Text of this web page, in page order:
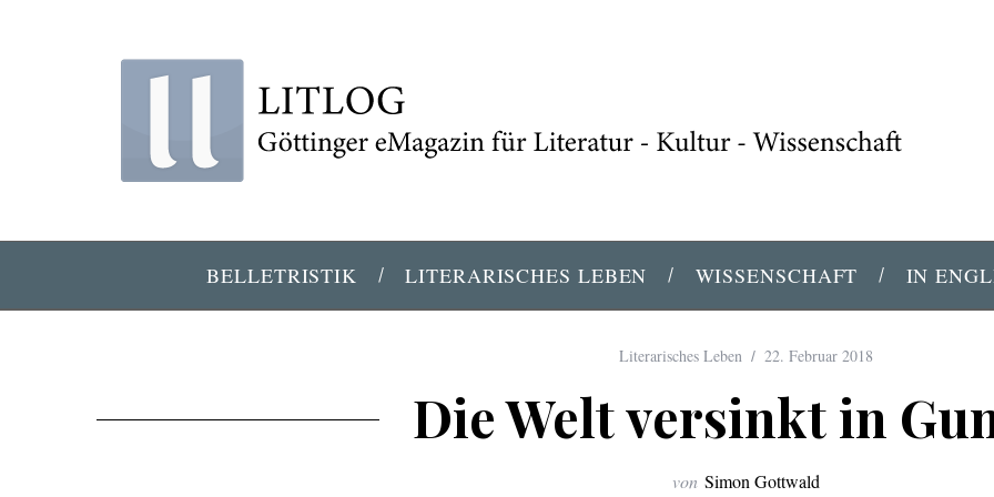
BELLETRISTIK LITERARISCHES LEBEN WISSENSCHAFT IN
Literarisches Leben 22. Februar 2018
Die Welt versinkt in
von Simon Gottwald